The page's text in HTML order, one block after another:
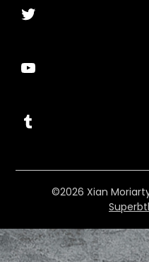
Twitter
YouTube
Tumblr
©2026 Xian